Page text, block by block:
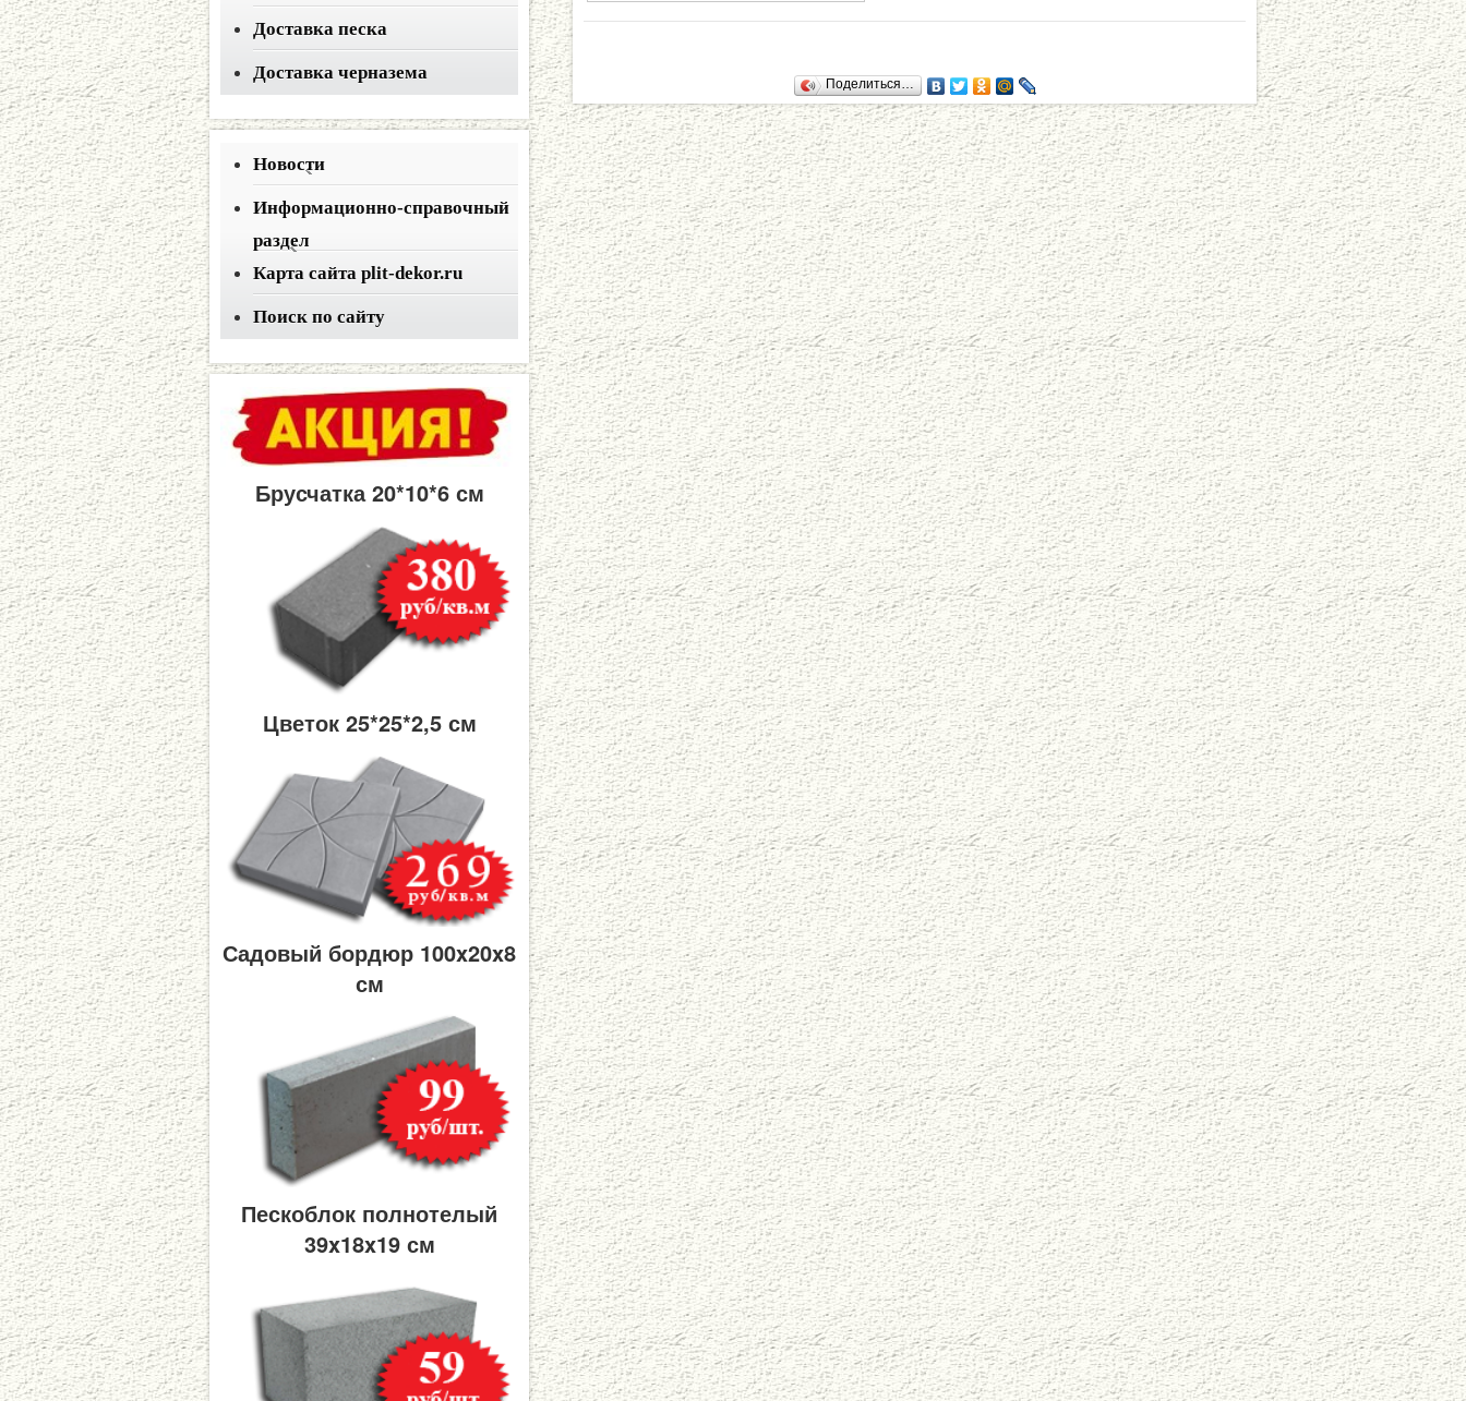
Доставка песка
Доставка черназема
Новости
Информационно-справочный
раздел
Карта сайта plit-dekor.ru
Поиск по сайту
Брусчатка 20*10*6 см
Цветок 25*25*2,5 см
Садовый бордюр 100x20x8
см
Пескоблок полнотелый
39x18x19 см
Поделиться…